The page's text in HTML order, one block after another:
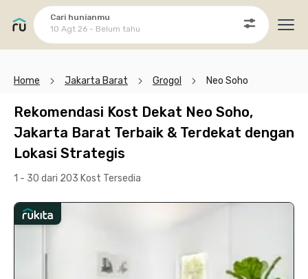
Cari hunianmu
10 Agt 26 - Belum tahu
Home Jakarta Barat Grogol Neo Soho
Rekomendasi Kost Dekat Neo Soho,
Jakarta Barat Terbaik & Terdekat dengan
Lokasi Strategis
1 - 30 dari 203 Kost Tersedia